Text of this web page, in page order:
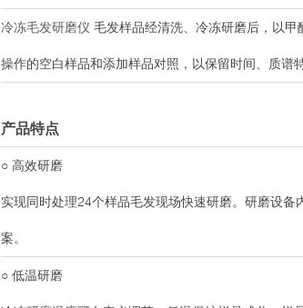
冷冻毛发研磨仪 毛发样品经清洗、冷冻研磨后，以
操作的空白样品和添加样品对照，以保留时间、质谱
产品特点
○ 高效研磨
实现同时处理24个样品毛发现场快速研磨。研磨设
案。
○ 低温研磨